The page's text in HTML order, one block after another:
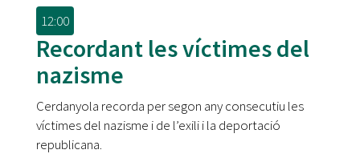
12:00
Recordant les víctimes del
nazisme
Cerdanyola recorda per segon any consecutiu les
víctimes del nazisme i de l’exili i la deportació
republicana.